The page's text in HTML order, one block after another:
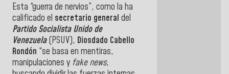
Esta “guerra de nervios”, como la ha
calificado el secretario general del
Partido Socialista Unido de
Venezuela(PSUV), Diosdado Cabello
Rondón “se basa en mentiras,
manipulaciones y fake news,